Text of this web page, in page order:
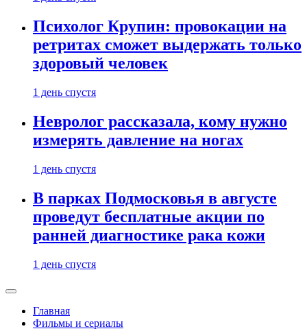
Психолог Крупин: провокации на
ретритах сможет выдержать только
здоровый человек
1 день спустя
Невролог рассказала, кому нужно
измерять давление на ногах
1 день спустя
В парках Подмосковья в августе
проведут бесплатные акции по
ранней диагностике рака кожи
1 день спустя
Главная
Фильмы и сериалы